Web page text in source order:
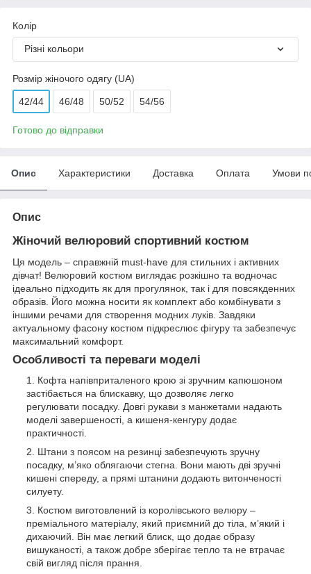
Колір
Різні кольори
Розмір жіночого одягу (UA)
42/44 46/48 50/52 54/56
Готово до відправки
Опис Характеристики Доставка Оплата Умови
Опис
Жіночий велюровий спортивний костюм
Ця модель – справжній must-have для стильних і активних
дівчат! Велюровий костюм виглядає розкішно та водночас
ідеально підходить як для прогулянок, так і для повсякденних
образів. Його можна носити як комплект або комбінувати з
іншими речами для створення модних луків. Завдяки
актуальному фасону костюм підкреслює фігуру та забезпечує
максимальний комфорт.
Особливості та переваги моделі
Кофта напівприталеного крою зі зручним капюшоном
застібається на блискавку, що дозволяє легко
регулювати посадку. Довгі рукави з манжетами надають
моделі завершеності, а кишеня-кенгуру додає
практичності.
Штани з поясом на резинці забезпечують зручну
посадку, м’яко облягаючи стегна. Вони мають дві зручні
кишені спереду, а прямі штанини додають витонченості
силуету.
Костюм виготовлений із королівського велюру –
преміального матеріалу, який приємний до тіла, м’який і
дихаючий. Він має легкий блиск, що додає образу
вишуканості, а також добре зберігає тепло та не втрачає
свій вигляд після прання.